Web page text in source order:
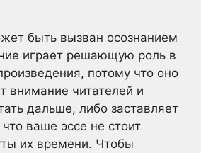
быть вызван осознанием
играет решающую роль в
потому что оно
внимание читателей и
дальше, либо заставляет
что ваше эссе не стоит
их времени. Чтобы